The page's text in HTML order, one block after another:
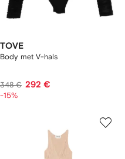
TOVE
Body met V-hals
348 € 292 €
-15%